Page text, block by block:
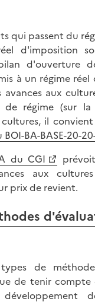
qui passent du
d'imposition
d'ouverture
à un régime
avances aux
de régime (sur
cultures, il
BOI-BA-BASE-20-
du CGI
aux
prix de revient.
de
de tenir compte